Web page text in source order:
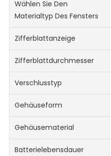
Wählen Sie Den
Materialtyp Des Fensters
Zifferblattanzeige
Zifferblattdurchmesser
Verschlusstyp
Gehäuseform
Gehäusematerial
Batterielebensdauer